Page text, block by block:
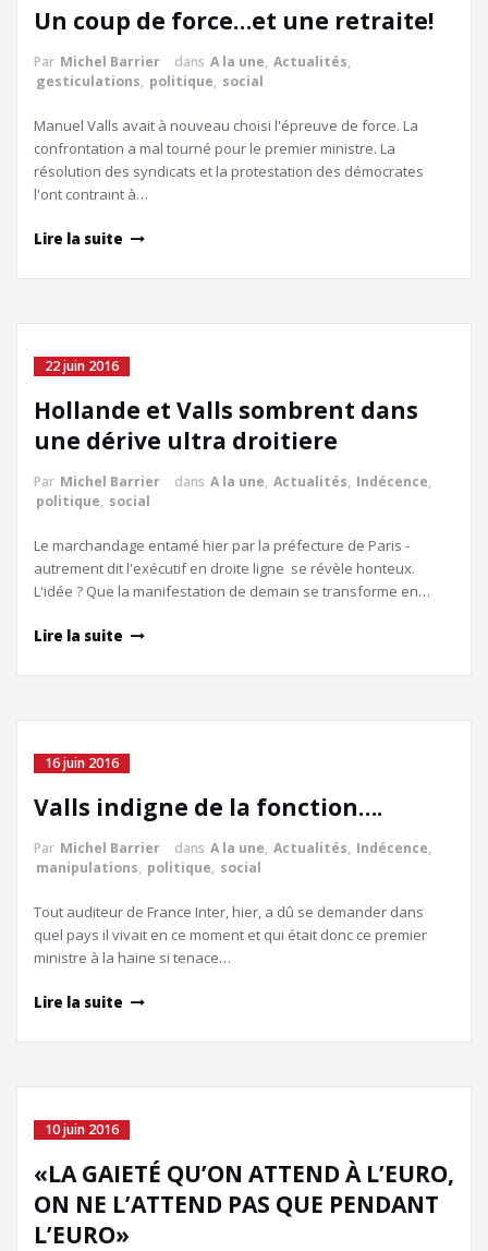
Un coup de force…et une retraite!
Par Michel Barrier dans A la une, Actualités,
gesticulations, politique, social
Manuel Valls avait à nouveau choisi l'épreuve de force. La
confrontation a mal tourné pour le premier ministre. La
résolution des syndicats et la protestation des démocrates
l'ont contraint à…
Lire la suite
22 juin 2016
Hollande et Valls sombrent dans
une dérive ultra droitiere
Par Michel Barrier dans A la une, Actualités, Indécence,
politique, social
Le marchandage entamé hier par la préfecture de Paris ­
autrement dit l'exécutif en droite ligne ­ se révèle honteux.
L'idée ? Que la manifestation de demain se transforme en…
Lire la suite
16 juin 2016
Valls indigne de la fonction….
Par Michel Barrier dans A la une, Actualités, Indécence,
manipulations, politique, social
Tout auditeur de France Inter, hier, a dû se demander dans
quel pays il vivait en ce moment et qui était donc ce premier
ministre à la haine si tenace…
Lire la suite
10 juin 2016
«LA GAIETÉ QU’ON ATTEND À L’EURO,
ON NE L’ATTEND PAS QUE PENDANT
L’EURO»